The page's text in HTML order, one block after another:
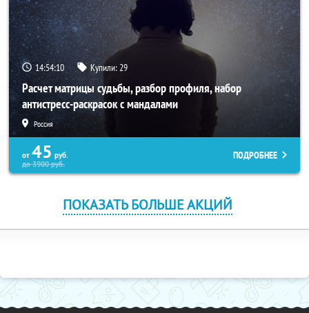
14:54:10 Купили:29
Расчет матрицы судьбы, разбор профиля, набор
антистресс-раскрасок с мандалами
Россия
от 45 руб.
до3900руб.
ПОДРОБНЕЕ
ПОКАЗАТЬ БОЛЬШЕ АКЦИЙ